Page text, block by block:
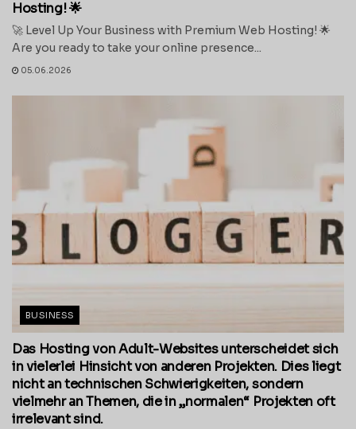
Hosting! 🌟
🚀 Level Up Your Business with Premium Web Hosting! 🌟
Are you ready to take your online presence...
05.06.2026
BUSINESS
Das Hosting von Adult-Websites unterscheidet sich
in vielerlei Hinsicht von anderen Projekten. Dies liegt
nicht an technischen Schwierigkeiten, sondern
vielmehr an Themen, die in „normalen“ Projekten oft
irrelevant sind.